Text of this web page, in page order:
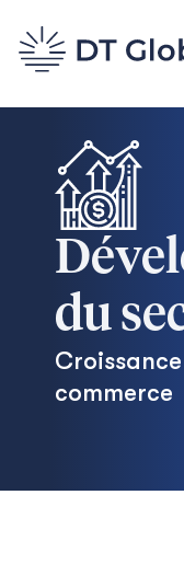
du
commerce